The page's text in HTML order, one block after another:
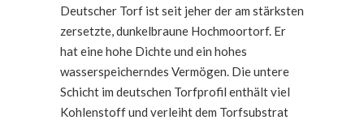
Deutscher Torf ist seit jeher der am stärksten
zersetzte, dunkelbraune Hochmoortorf. Er
hat eine hohe Dichte und ein hohes
wasserspeicherndes Vermögen. Die untere
Schicht im deutschen Torfprofil enthält viel
Kohlenstoff und verleiht dem Torfsubstrat